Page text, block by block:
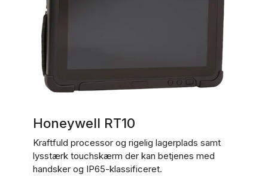
Honeywell RT10
Kraftfuld processor og rigelig lagerplads samt
lysstærk touchskærm der kan betjenes med
handsker og IP65-klassificeret.